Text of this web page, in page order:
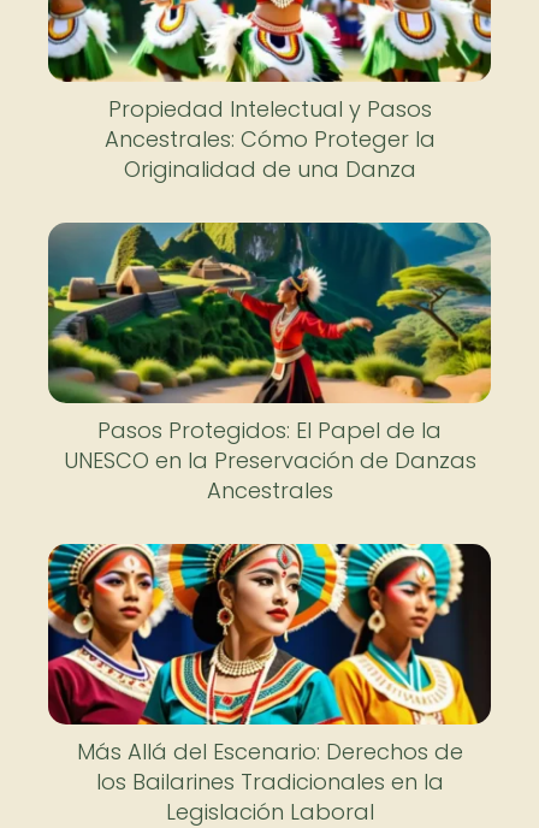
Propiedad Intelectual y Pasos
Ancestrales: Cómo Proteger la
Originalidad de una Danza
Pasos Protegidos: El Papel de la
UNESCO en la Preservación de Danzas
Ancestrales
Más Allá del Escenario: Derechos de
los Bailarines Tradicionales en la
Legislación Laboral